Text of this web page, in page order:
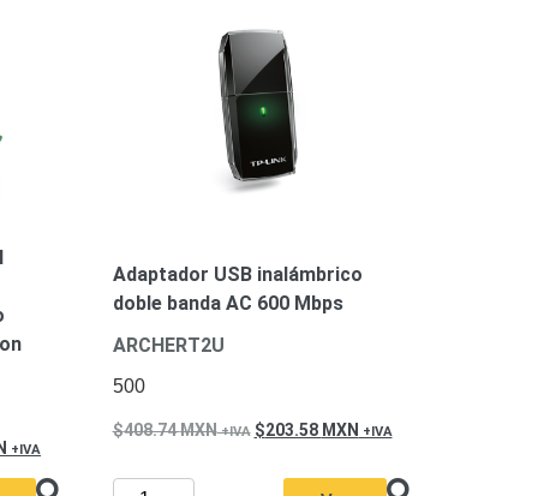
Adaptador USB inalámbrico
doble banda AC 600 Mbps
ARCHERT2U
500
408.74MXN 203.58 MXN